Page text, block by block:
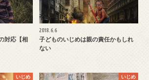
対応【相
2018.6.6
子どものいじめは親の責任かもしれ
ない
いじめ いじめ